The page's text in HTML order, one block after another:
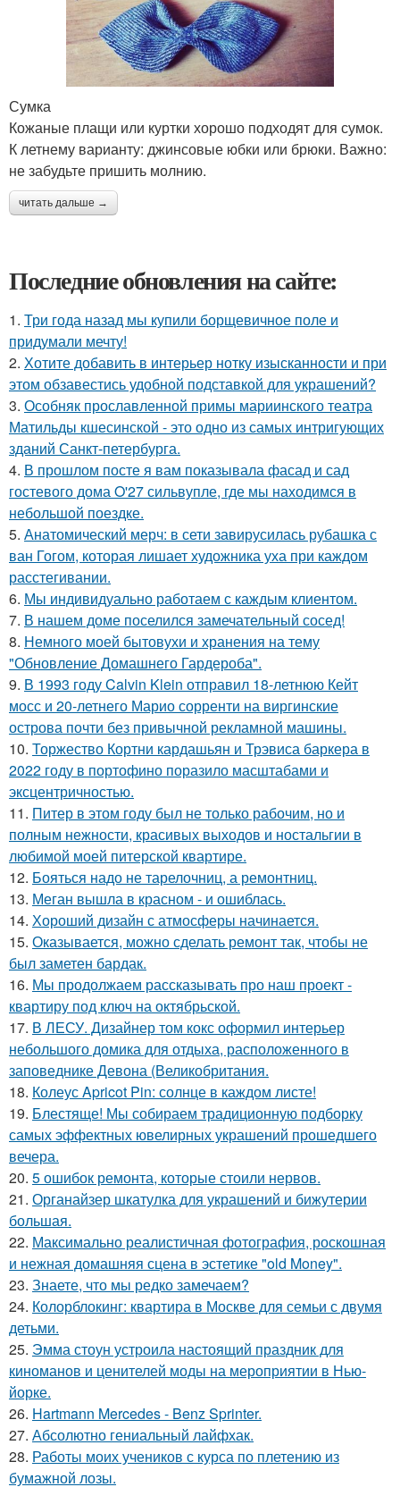
Сумка
Кожаные плащи или куртки хорошо подходят для сумок.
К летнему варианту: джинсовые юбки или брюки. Важно:
не забудьте пришить молнию.
читать дальше →
Последние обновления на сайте:
1. Три года назад мы купили борщевичное поле и
придумали мечту!
2. Хотите добавить в интерьер нотку изысканности и при
этом обзавестись удобной подставкой для украшений?
3. Особняк прославленной примы мариинского театра
Матильды кшесинской - это одно из самых интригующих
зданий Санкт-петербурга.
4. В прошлом посте я вам показывала фасад и сад
гостевого дома O'27 сильвупле, где мы находимся в
небольшой поездке.
5. Анатомический мерч: в сети завирусилась рубашка с
ван Гогом, которая лишает художника уха при каждом
расстегивании.
6. Мы индивидуально работаем с каждым клиентом.
7. В нашем доме поселился замечательный сосед!
8. Немного моей бытовухи и хранения на тему
"Обновление Домашнего Гардероба".
9. В 1993 году Calvin Klein отправил 18-летнюю Кейт
мосс и 20-летнего Марио сорренти на виргинские
острова почти без привычной рекламной машины.
10. Торжество Кортни кардашьян и Трэвиса баркера в
2022 году в портофино поразило масштабами и
эксцентричностью.
11. Питер в этом году был не только рабочим, но и
полным нежности, красивых выходов и ностальгии в
любимой моей питерской квартире.
12. Бояться надо не тарелочниц, а ремонтниц.
13. Меган вышла в красном - и ошиблась.
14. Хороший дизайн с атмосферы начинается.
15. Оказывается, можно сделать ремонт так, чтобы не
был заметен бардак.
16. Мы продолжаем рассказывать про наш проект -
квартиру под ключ на октябрьской.
17. В ЛЕСУ. Дизайнер том кокс оформил интерьер
небольшого домика для отдыха, расположенного в
заповеднике Девона (Великобритания.
18. Колеус Apricot Pin: солнце в каждом листе!
19. Блестяще! Мы собираем традиционную подборку
самых эффектных ювелирных украшений прошедшего
вечера.
20. 5 ошибок ремонта, которые стоили нервов.
21. Органайзер шкатулка для украшений и бижутерии
большая.
22. Максимально реалистичная фотография, роскошная
и нежная домашняя сцена в эстетике "old Money".
23. Знаете, что мы редко замечаем?
24. Колорблокинг: квартира в Москве для семьи с двумя
детьми.
25. Эмма стоун устроила настоящий праздник для
киноманов и ценителей моды на мероприятии в Нью-
йорке.
26. Hartmann Mercedes - Benz Sprinter.
27. Абсолютно гениальный лайфхак.
28. Работы моих учеников с курса по плетению из
бумажной лозы.